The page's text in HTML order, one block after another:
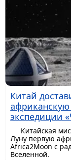
Китай
экспедиции
Китайская
Луну первую
Africa2Moon с
Вселенной.